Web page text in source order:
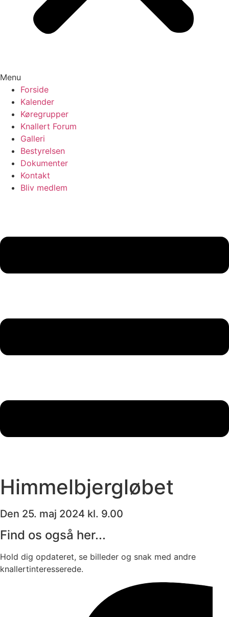
Menu
Forside
Kalender
Køregrupper
Knallert Forum
Galleri
Bestyrelsen
Dokumenter
Kontakt
Bliv medlem
Himmelbjergløbet
Den 25. maj 2024 kl. 9.00
Find os også her...
Hold dig opdateret, se billeder og snak med andre
knallertinteresserede.